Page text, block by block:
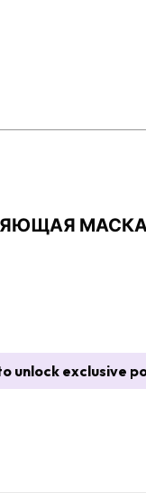
unlock exclusive